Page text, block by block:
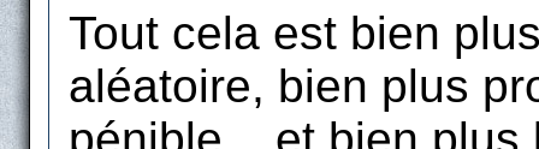
Tout cela est bien
aléatoire, bien plus